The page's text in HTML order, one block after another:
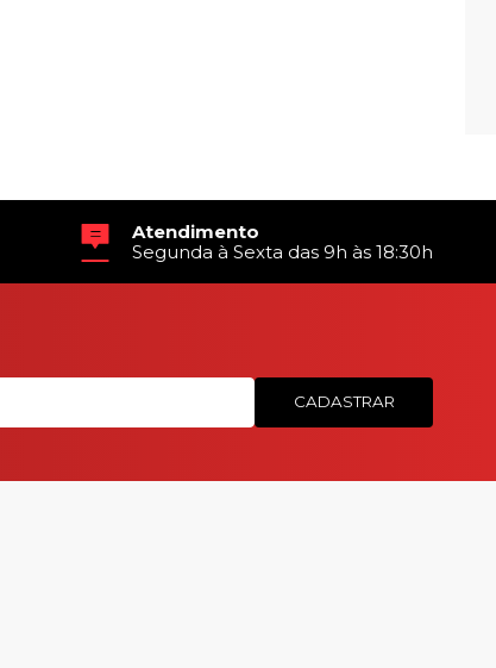
Atendimento
Segunda à Sexta das 9h às 18:30h
CADASTRAR